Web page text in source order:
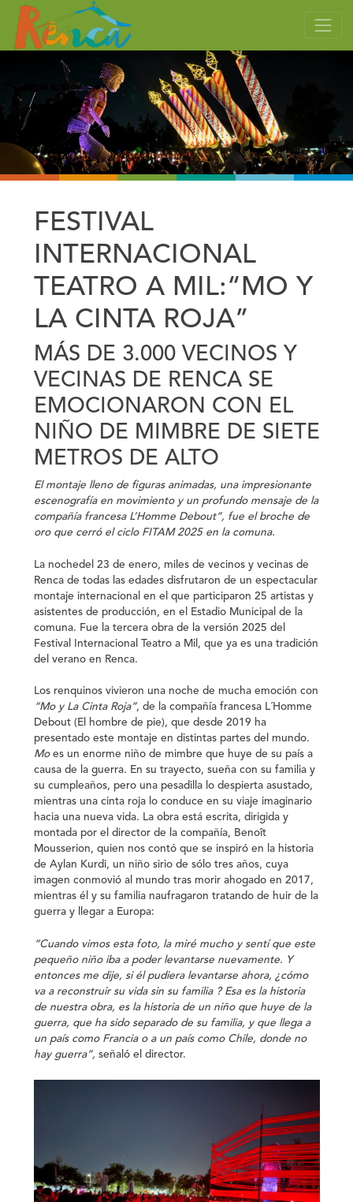
FESTIVAL
INTERNACIONAL
TEATRO A MIL:“MO Y
LA CINTA ROJA”
MÁS DE 3.000 VECINOS Y
VECINAS DE RENCA SE
EMOCIONARON CON EL
NIÑO DE MIMBRE DE SIETE
METROS DE ALTO
El montaje lleno de figuras animadas, una impresionante
escenografía en movimientoy un profundo mensaje de la
compañía francesa L’Homme Debout”, fue el broche de
oro que cerró el ciclo FITAM 2025 en la comuna.
La nochedel 23 de enero, miles de vecinos y vecinas de
Renca de todas las edades disfrutaron de un espectacular
montaje internacional en el que participaron 25 artistas y
asistentes de producción, en el Estadio Municipal de la
comuna. Fue la tercera obra de la versión 2025 del
Festival Internacional Teatro a Mil, que ya es una tradición
del verano en Renca.
Los renquinos vivieron una noche de mucha emoción con
“Mo y La Cinta Roja”, de la compañía francesa L´Homme
Debout (El hombre de pie), que desde 2019 ha
presentado este montaje en distintas partes del mundo.
Moes un enorme niño de mimbre que huye de su país a
causa de la guerra. En su trayecto, sueña con su familia y
su cumpleaños, pero una pesadilla lo despierta asustado,
mientras una cinta roja lo conduce en su viaje imaginario
hacia una nueva vida. La obra está escrita, dirigida y
montada por el director de la compañía, Benoît
Mousserion, quien nos contó que se inspiró en la historia
de Aylan Kurdi, un niño sirio de sólo tres años, cuya
imagen conmovió al mundo tras morir ahogado en 2017,
mientras él y su familia naufragaron tratando de huir de la
guerra y llegar a Europa:
“Cuando vimos esta foto, la miré mucho y sentí que este
pequeño niño iba a poder levantarse nuevamente. Y
entonces me dije, si él pudiera levantarse ahora, ¿cómo
va a reconstruir su vida sin su familia ? Esa es la historia
de nuestra obra, es la historia de un niño que huye de la
guerra, que ha sido separado de su familia, y que llega a
un país como Francia o a un país como Chile, donde no
hay guerra”, señaló el director.